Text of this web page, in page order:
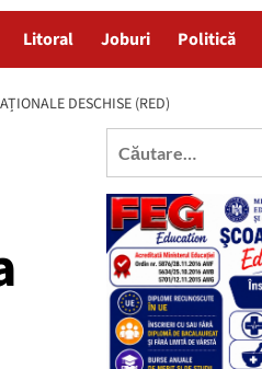
Litoral Joburi Politică
DESCHISE (RED)
Caută